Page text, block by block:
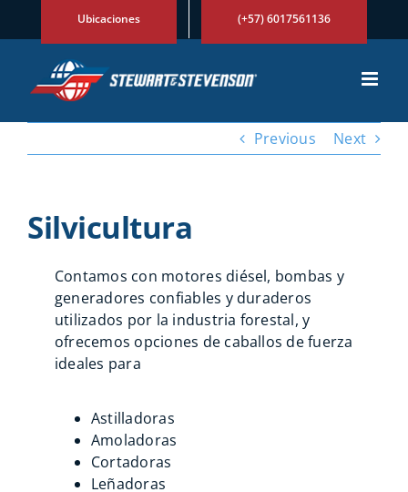
Ubicaciones (+57) 6017561136
Previous Next
Silvicultura
Contamos con motores diésel, bombas y
generadores confiables y duraderos
utilizados por la industria forestal, y
ofrecemos opciones de caballos de fuerza
ideales para
Astilladoras
Amoladoras
Cortadoras
Leñadoras